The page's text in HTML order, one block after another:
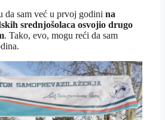
da sam već u prvoj godini na
srednjošolaca osvojio drugo
. Tako, evo, mogu reći da sam